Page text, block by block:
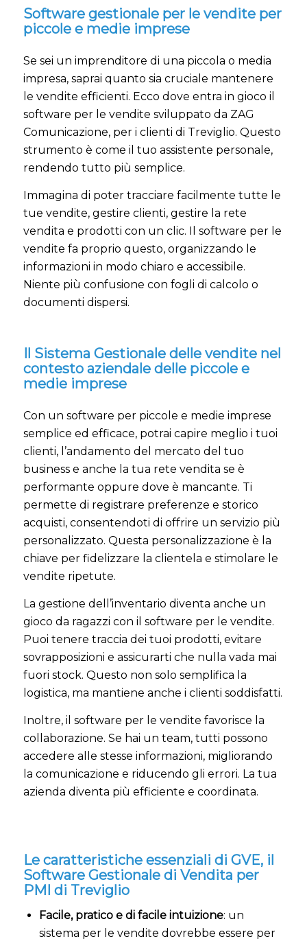
Software gestionale per le vendite per
piccole e medie imprese
Se sei un imprenditore di una piccola o media
impresa, saprai quanto sia cruciale mantenere
le vendite efficienti. Ecco dove entra in gioco il
software per le vendite sviluppato da ZAG
Comunicazione, per i clienti di Treviglio. Questo
strumento è come il tuo assistente personale,
rendendo tutto più semplice.
Immagina di poter tracciare facilmente tutte le
tue vendite, gestire clienti, gestire la rete
vendita e prodotti con un clic. Il software per le
vendite fa proprio questo, organizzando le
informazioni in modo chiaro e accessibile.
Niente più confusione con fogli di calcolo o
documenti dispersi.
Il Sistema Gestionale delle vendite nel
contesto aziendale delle piccole e
medie imprese
Con un software per piccole e medie imprese
semplice ed efficace, potrai capire meglio i tuoi
clienti, l’andamento del mercato del tuo
business e anche la tua rete vendita se è
performante oppure dove è mancante. Ti
permette di registrare preferenze e storico
acquisti, consentendoti di offrire un servizio più
personalizzato. Questa personalizzazione è la
chiave per fidelizzare la clientela e stimolare le
vendite ripetute.
La gestione dell’inventario diventa anche un
gioco da ragazzi con il software per le vendite.
Puoi tenere traccia dei tuoi prodotti, evitare
sovrapposizioni e assicurarti che nulla vada mai
fuori stock. Questo non solo semplifica la
logistica, ma mantiene anche i clienti soddisfatti.
Inoltre, il software per le vendite favorisce la
collaborazione. Se hai un team, tutti possono
accedere alle stesse informazioni, migliorando
la comunicazione e riducendo gli errori. La tua
azienda diventa più efficiente e coordinata.
Le caratteristiche essenziali di GVE, il
Software Gestionale di Vendita per
PMI di Treviglio
Facile, pratico e di facile intuizione: un
sistema per le vendite dovrebbe essere per